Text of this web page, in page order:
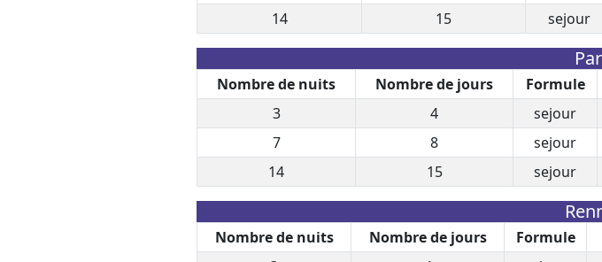
14
15 sejour
Nombre de nuits Nombre de jours Formule
3
4 sejour
7
8 sejour
14
15 sejour
Nombre de nuits Nombre de jours Formule